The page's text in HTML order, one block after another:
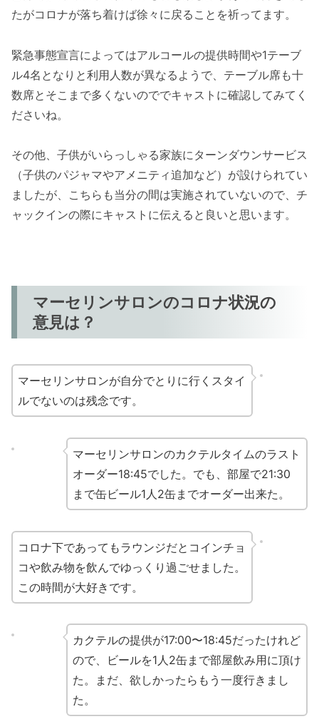
たがコロナが落ち着けば徐々に戻ることを祈ってます。
緊急事態宣言によってはアルコールの提供時間や1テーブ
ル4名となりと利用人数が異なるようで、テーブル席も十
数席とそこまで多くないのででキャストに確認してみてく
ださいね。
その他、子供がいらっしゃる家族にターンダウンサービス
（子供のパジャマやアメニティ追加など）が設けられてい
ましたが、こちらも当分の間は実施されていないので、チ
ャックインの際にキャストに伝えると良いと思います。
マーセリンサロンのコロナ状況の
意見は？
マーセリンサロンが自分でとりに行くスタイ
ルでないのは残念です。
マーセリンサロンのカクテルタイムのラスト
オーダー18:45でした。でも、部屋で21:30
まで缶ビール1人2缶までオーダー出来た。
コロナ下であってもラウンジだとコインチョ
コや飲み物を飲んでゆっくり過ごせました。
この時間が大好きです。
カクテルの提供が17:00〜18:45だったけれど
ので、ビールを1人2缶まで部屋飲み用に頂け
た。まだ、欲しかったらもう一度行きまし
た。